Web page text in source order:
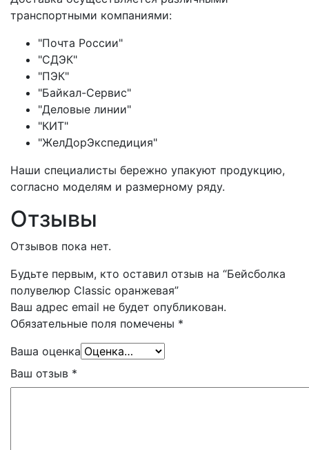
транспортными компаниями:
"Почта России"
"СДЭК"
"ПЭК"
"Байкал-Сервис"
"Деловые линии"
"КИТ"
"ЖелДорЭкспедиция"
Наши специалисты бережно упакуют продукцию,
согласно моделям и размерному ряду.
Отзывы
Отзывов пока нет.
Будьте первым, кто оставил отзыв на “Бейсболка
полувелюр Classic оранжевая”
Ваш адрес email не будет опубликован.
Обязательные поля помечены *
Ваша оценка
Ваш отзыв *